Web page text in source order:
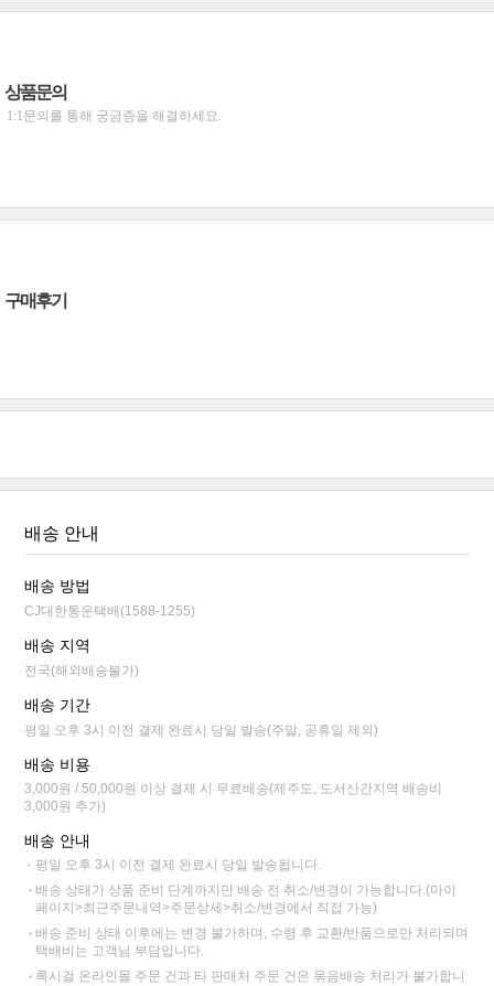
상품문의
1:1문의를 통해 궁금증을 해결하세요.
구매후기
배송 안내
배송 방법
CJ대한통운택배(1588-1255)
배송 지역
전국(해외배송불가)
배송 기간
평일 오후 3시 이전 결제 완료시 당일 발송(주말, 공휴일 제외)
배송 비용
3,000원 / 50,000원 이상 결제 시 무료배송(제주도, 도서산간지역 배송비
3,000원 추가)
배송 안내
평일 오후 3시 이전 결제 완료시 당일 발송됩니다.
배송 상태가 상품 준비 단계까지만 배송 전 취소/변경이 가능합니다.(마이
페이지>최근주문내역>주문상세>취소/변경에서 직접 가능)
배송 준비 상태 이후에는 변경 불가하며, 수령 후 교환/반품으로만 처리되며
택배비는 고객님 부담입니다.
록시걸 온라인몰 주문 건과 타 판매처 주문 건은 묶음배송 처리가 불가합니